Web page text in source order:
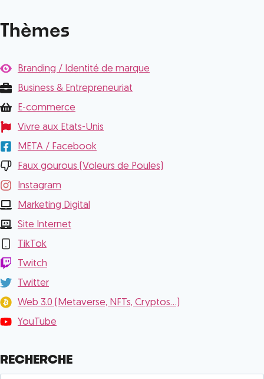
Thèmes
Branding / Identité de marque
Business & Entrepreneuriat
E-commerce
Vivre aux Etats-Unis
META / Facebook
Faux gourous (Voleurs de Poules)
Instagram
Marketing Digital
Site Internet
TikTok
Twitch
Twitter
Web 3.0 (Metaverse, NFTs, Cryptos...)
YouTube
RECHERCHE